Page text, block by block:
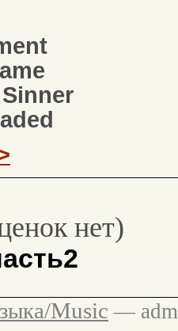
нет)
Music —